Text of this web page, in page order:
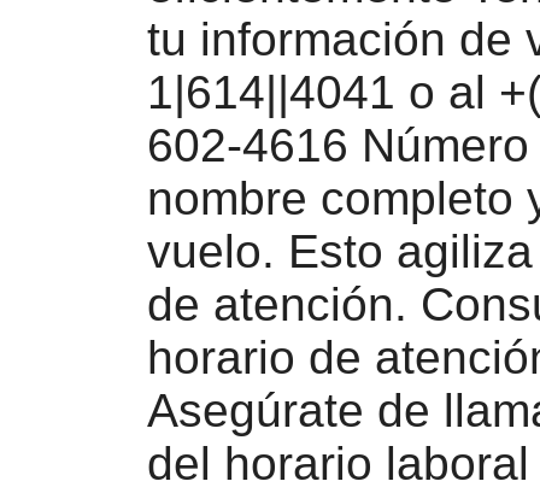
tu información de
1|614||4041 o al
602-4616
nombre completo
vuelo. Esto
de atención.
horario de
Asegúrate de
del horario